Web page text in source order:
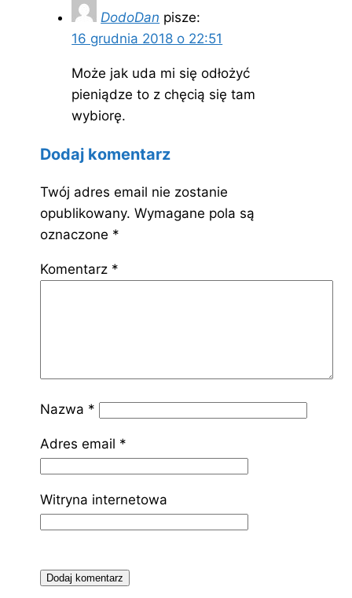
DodoDan pisze:
16 grudnia 2018 o 22:51
Może jak uda mi się odłożyć
pieniądze to z chęcią się tam
wybiorę.
Dodaj komentarz
Twój adres email nie zostanie
opublikowany. Wymagane pola są
oznaczone *
Komentarz *
Nazwa *
Adres email *
Witryna internetowa